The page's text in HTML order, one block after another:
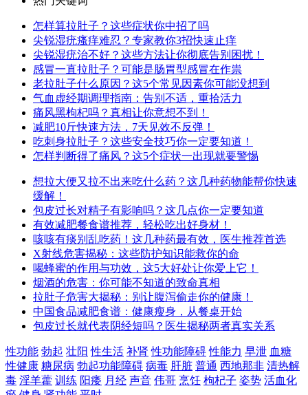
怎样算拉肚子？这些症状你中招了吗
尖锐湿疣瘙痒难忍？专家教你3招快速止痒
尖锐湿疣治不好？这些方法让你彻底告别困扰！
感冒一直拉肚子？可能是肠胃型感冒在作祟
老拉肚子什么原因？这5个常见因素你可能没想到
气血虚经期调理指南：告别不适，重拾活力
痛风黑枸杞吗？真相让你意想不到！
减肥10斤快速方法，7天见效不反弹！
吃刺身拉肚子？这些安全技巧你一定要知道！
怎样判断得了痛风？这5个症状一出现就要警惕
想拉大便又拉不出来吃什么药？这几种药物能帮你快速
缓解！
包皮过长对精子有影响吗？这几点你一定要知道
有效减肥餐食谱推荐，轻松吃出好身材！
咳咳有痰别乱吃药！这几种药最有效，医生推荐首选
X射线危害揭秘：这些防护知识能救你的命
喝蜂蜜的作用与功效，这5大好处让你爱上它！
烟酒的危害：你可能不知道的致命真相
拉肚子危害大揭秘：别让腹泻偷走你的健康！
中国食品减肥食谱：健康瘦身，从餐桌开始
包皮过长就代表阴经短吗？医生揭秘两者真实关系
性功能 勃起 壮阳 性生活 补肾 性功能障碍 性能力 早泄 血糖
性健康 糖尿病 勃起功能障碍 病毒 肝脏 普通 西地那非 清热解
毒 淫羊藿 训练 阳痿 月经 声音 伟哥 烹饪 枸杞子 姿势 活血化